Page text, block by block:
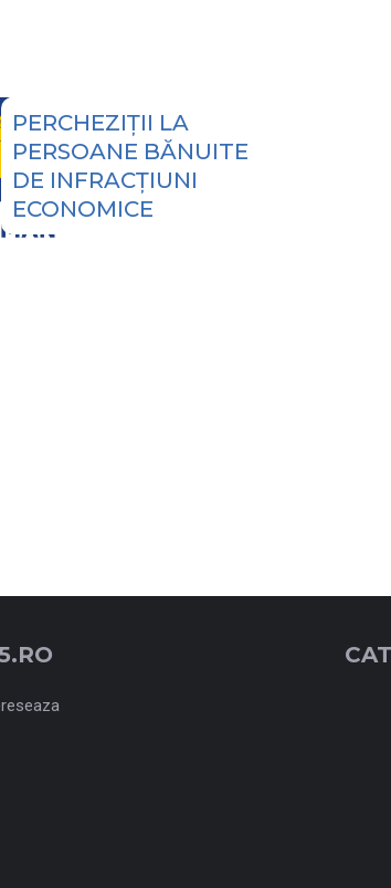
PERCHEZIȚII LA
PERSOANE BĂNUITE
DE INFRACȚIUNI
ECONOMICE